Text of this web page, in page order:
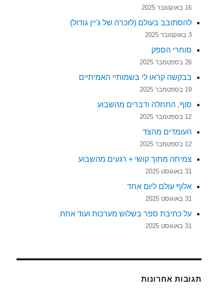
16 באוקטובר 2025
להסתובב בעולם (לזכרה של ג'יין גודול)
3 באוקטובר 2025
סוחרי הספק
26 בספטמבר 2025
בבקשה קראו לי בשמותיי האמיתיים
19 בספטמבר 2025
סוף, התחלה ודברים מהשבוע
12 בספטמבר 2025
העומדים מהצד
12 בספטמבר 2025
צמיחה מתוך קושי + רגעים מהשבוע
31 באוגוסט 2025
אלוף עולם ליום אחד
31 באוגוסט 2025
על כתיבת ספר בשלוש מערכות ועוד אחת
31 באוגוסט 2025
תגובות אחרונות